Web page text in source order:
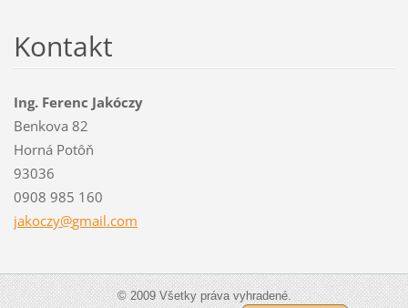
Kontakt
Ing. Ferenc Jakóczy
Benkova 82
Horná Potôň
93036
0908 985 160
jakoczy@gmail.com
© 2009 Všetky práva vyhradené.